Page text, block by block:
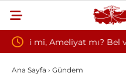
Boyun Kültür ve Turizm
Başkanlığı 11
Ana Sayfa › Gündem